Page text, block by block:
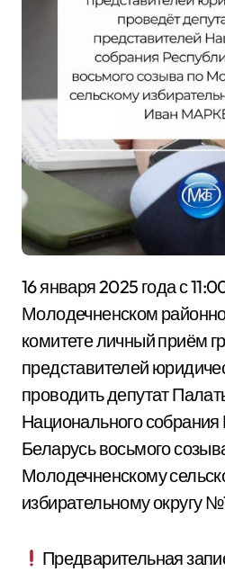
16 января 2025 года с 11:00 до 12:00 в
Молодечненском
комитете личный приём
представителей
проводить депутат
Национального собрания
Беларусь восьмого
Молодечненскому
избирательному округу
Предварительная